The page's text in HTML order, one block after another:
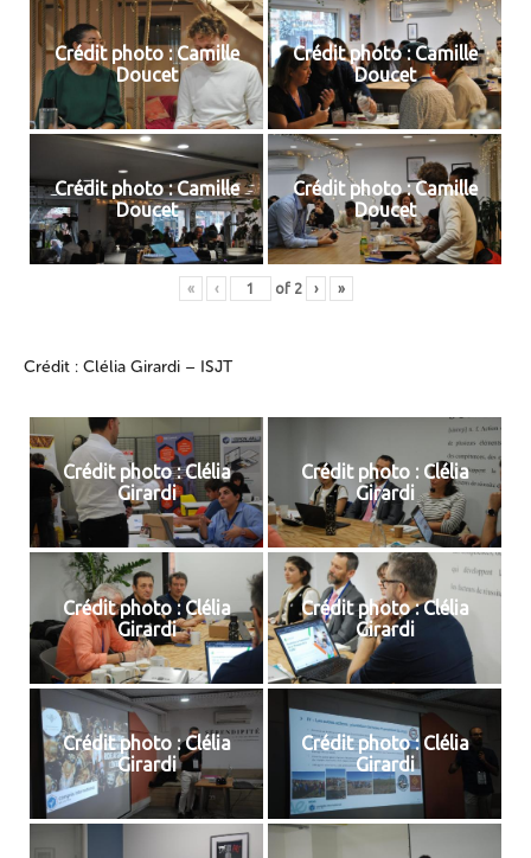
Crédit photo : Camille
Doucet
Crédit photo : Camille
Doucet
Crédit photo : Camille
Doucet
Crédit photo : Camille
Doucet
« ‹ of 2 › »
Crédit : Clélia Girardi – ISJT
Crédit photo : Clélia
Girardi
Crédit photo : Clélia
Girardi
Crédit photo : Clélia
Girardi
Crédit photo : Clélia
Girardi
Crédit photo : Clélia
Girardi
Crédit photo : Clélia
Girardi